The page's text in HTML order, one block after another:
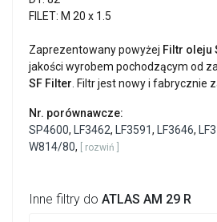
Inne filtry do ATLAS AM 29 R
FILET: M 20 x 1.5
Zaprezentowany powyżej Filtr oleju
jakości wyrobem pochodzącym od
SF Filter . Filtr jest nowy i fabrycznie
Nr. porównawcze:
SP4600, LF3462, LF3591, LF3646,
W814/80, [ rozwiń ]